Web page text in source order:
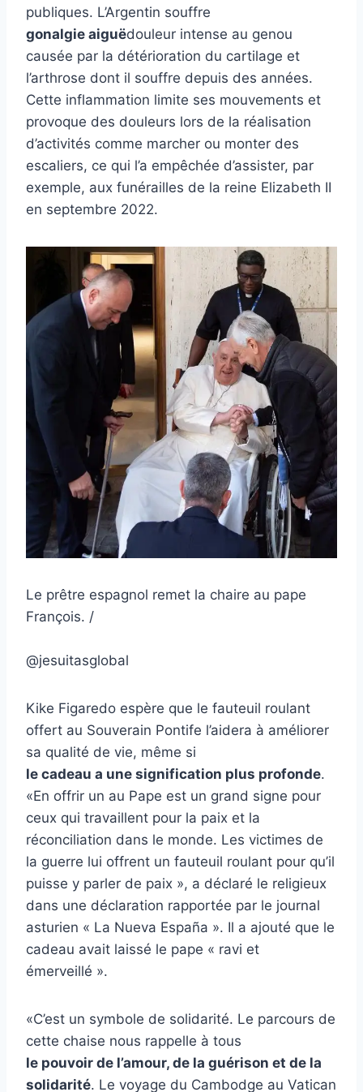
publiques. L’Argentin souffre
gonalgie aiguëdouleur intense au genou
causée par la détérioration du cartilage et
l’arthrose dont il souffre depuis des années.
Cette inflammation limite ses mouvements et
provoque des douleurs lors de la réalisation
d’activités comme marcher ou monter des
escaliers, ce qui l’a empêchée d’assister, par
exemple, aux funérailles de la reine Elizabeth II
en septembre 2022.
Le prêtre espagnol remet la chaire au pape
François. /
@jesuitasglobal
Kike Figaredo espère que le fauteuil roulant
offert au Souverain Pontife l’aidera à améliorer
sa qualité de vie, même si
le cadeau a une signification plus profonde.
«En offrir un au Pape est un grand signe pour
ceux qui travaillent pour la paix et la
réconciliation dans le monde. Les victimes de
la guerre lui offrent un fauteuil roulant pour qu’il
puisse y parler de paix », a déclaré le religieux
dans une déclaration rapportée par le journal
asturien « La Nueva España ». Il a ajouté que le
cadeau avait laissé le pape « ravi et
émerveillé ».
«C’est un symbole de solidarité. Le parcours de
cette chaise nous rappelle à tous
le pouvoir de l’amour, de la guérison et de la
solidarité. Le voyage du Cambodge au Vatican